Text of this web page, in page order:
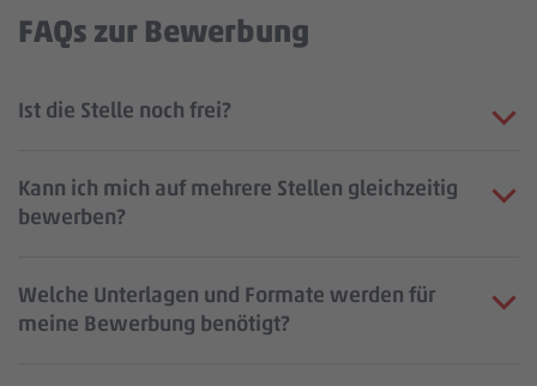
FAQs zur Bewerbung
Ist die Stelle noch frei?
Kann ich mich auf mehrere Stellen gleichzeitig
bewerben?
Welche Unterlagen und Formate werden für
meine Bewerbung benötigt?